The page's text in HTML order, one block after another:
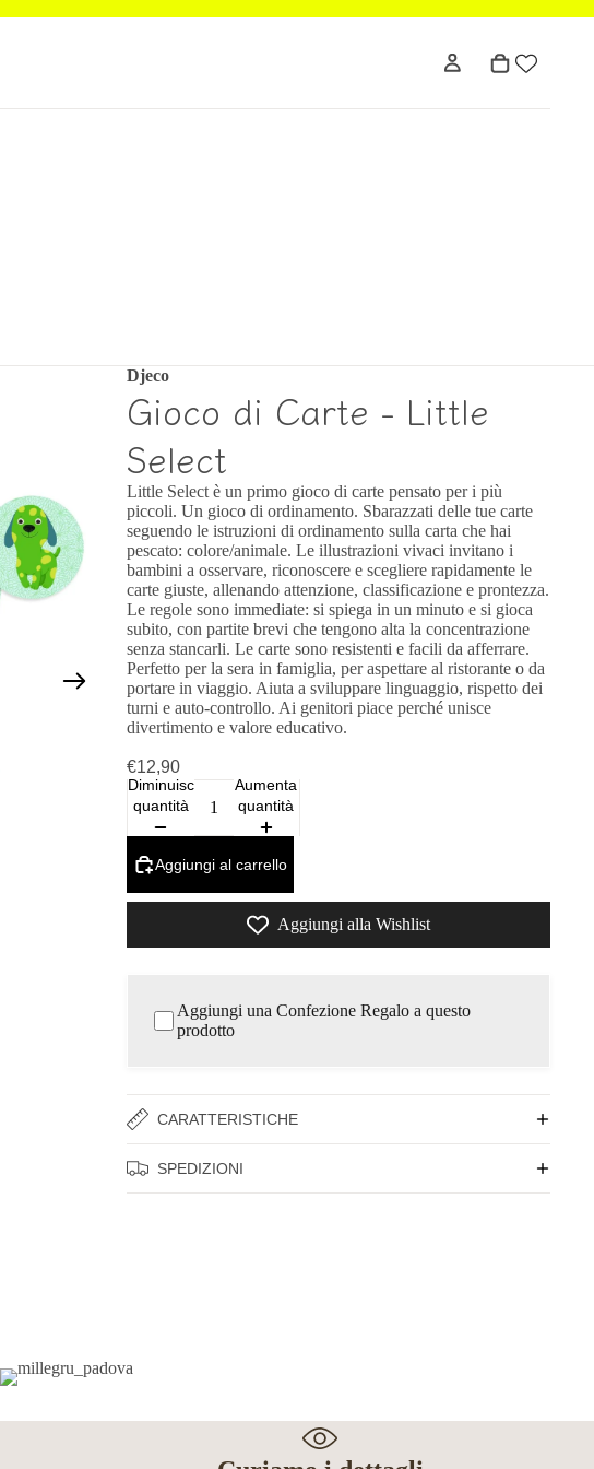
Djeco
Gioco di Carte - Little
Select
Little Select è un primo gioco di carte pensato per i più
piccoli. Un gioco di ordinamento. Sbarazzati delle tue carte
seguendo le istruzioni di ordinamento sulla carta che hai
pescato: colore/animale. Le illustrazioni vivaci invitano i
bambini a osservare, riconoscere e scegliere rapidamente le
carte giuste, allenando attenzione, classificazione e prontezza.
Le regole sono immediate: si spiega in un minuto e si gioca
subito, con partite brevi che tengono alta la concentrazione
senza stancarli. Le carte sono resistenti e facili da afferrare.
Perfetto per la sera in famiglia, per aspettare al ristorante o da
portare in viaggio. Aiuta a sviluppare linguaggio, rispetto dei
turni e auto-controllo. Ai genitori piace perché unisce
divertimento e valore educativo.
€12,90
Diminuisci
quantità
Aumenta
quantità
Aggiungi al carrello
Aggiungi alla Wishlist
Aggiungi una Confezione Regalo a questo
prodotto
CARATTERISTICHE
SPEDIZIONI